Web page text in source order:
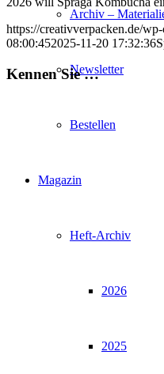
Archiv –
Newsletter
Bestellen
Magazin
Heft-Archiv
2026
2025
https://creativverpacken.de/
08:00:452025-11-20 17:32:36
Kennen Sie …